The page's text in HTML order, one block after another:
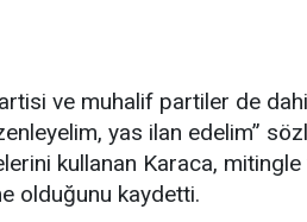
ve muhalif partiler de
yas ilan edelim”
kullanan Karaca, mitingle
olduğunu kaydetti.